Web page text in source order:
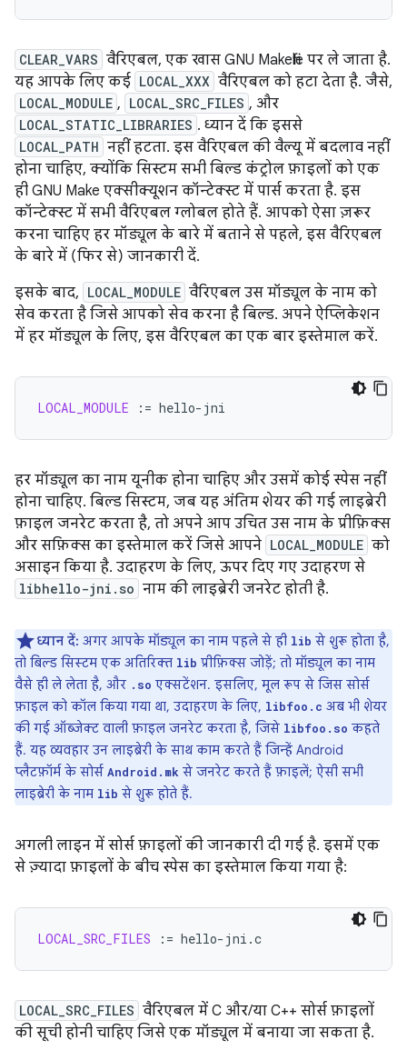
CLEAR_VARS वैरिएबल, एक खास GNU Makefile पर ले जाता है.
यह आपके लिए कई LOCAL_XXX वैरिएबल को हटा देता है. जैसे,
LOCAL_MODULE , LOCAL_SRC_FILES , और
LOCAL_STATIC_LIBRARIES . ध्यान दें कि इससे
LOCAL_PATH नहीं हटता. इस वैरिएबल की वैल्यू में बदलाव नहीं
होना चाहिए, क्योंकि सिस्टम सभी बिल्ड कंट्रोल फ़ाइलों को एक
ही GNU Make एक्सीक्यूशन कॉन्टेक्स्ट में पार्स करता है. इस
कॉन्टेक्स्ट में सभी वैरिएबल ग्लोबल होते हैं. आपको ऐसा ज़रूर
करना चाहिए हर मॉड्यूल के बारे में बताने से पहले, इस वैरिएबल
के बारे में (फिर से) जानकारी दें.
इसके बाद, LOCAL_MODULE वैरिएबल उस मॉड्यूल के नाम को
सेव करता है जिसे आपको सेव करना है बिल्ड. अपने ऐप्लिकेशन
में हर मॉड्यूल के लिए, इस वैरिएबल का एक बार इस्तेमाल करें.
LOCAL_MODULE :=
हर मॉड्यूल का नाम यूनीक होना चाहिए और उसमें कोई स्पेस नहीं
होना चाहिए. बिल्ड सिस्टम, जब यह अंतिम शेयर की गई लाइब्रेरी
फ़ाइल जनरेट करता है, तो अपने आप उचित उस नाम के प्रीफ़िक्स
और सफ़िक्स का इस्तेमाल करें जिसे आपने LOCAL_MODULE को
असाइन किया है. उदाहरण के लिए, ऊपर दिए गए उदाहरण से
libhello-jni.so नाम की लाइब्रेरी जनरेट होती है.
ध्यान दें: अगर आपके मॉड्यूल का नाम पहले से ही lib से शुरू होता है,
तो बिल्ड सिस्टम एक अतिरिक्त lib प्रीफ़िक्स जोड़ें; तो मॉड्यूल का नाम
वैसे ही ले लेता है, और .so एक्सटेंशन. इसलिए, मूल रूप से जिस सोर्स
फ़ाइल को कॉल किया गया था, उदाहरण के लिए, libfoo.c अब भी शेयर
की गई ऑब्जेक्ट वाली फ़ाइल जनरेट करता है, जिसे libfoo.so कहते
हैं. यह व्यवहार उन लाइब्रेरी के साथ काम करते हैं जिन्हें Android
प्लैटफ़ॉर्म के सोर्स Android.mk से जनरेट करते हैं फ़ाइलें; ऐसी सभी
लाइब्रेरी के नाम lib से शुरू होते हैं.
अगली लाइन में सोर्स फ़ाइलों की जानकारी दी गई है. इसमें एक
से ज़्यादा फ़ाइलों के बीच स्पेस का इस्तेमाल किया गया है:
LOCAL_SRC_FILES :=
LOCAL_SRC_FILES वैरिएबल में C और/या C++ सोर्स फ़ाइलों
की सूची होनी चाहिए जिसे एक मॉड्यूल में बनाया जा सकता है.